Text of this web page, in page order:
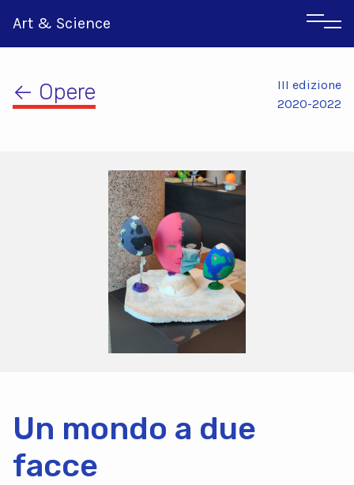
Art & Science
Inglese
Greco
← Opere
III edizione
2020-2022
Un mondo a due
facce